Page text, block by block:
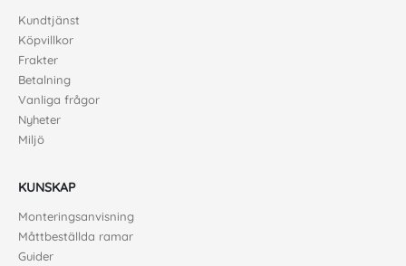
Kundtjänst
Köpvillkor
Frakter
Betalning
Vanliga frågor
Nyheter
Miljö
KUNSKAP
Monteringsanvisning
Måttbeställda ramar
Guider